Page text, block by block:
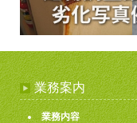
業務案内
業務内容